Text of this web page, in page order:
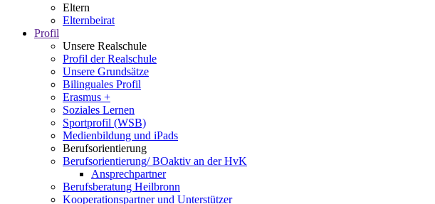
Eltern
Elternbeirat
Profil
Unsere Realschule
Profil der Realschule
Unsere Grundsätze
Bilinguales Profil
Erasmus +
Soziales Lernen
Sportprofil (WSB)
Medienbildung und iPads
Berufsorientierung
Berufsorientierung/ BOaktiv an der HvK
Ansprechpartner
Berufsberatung Heilbronn
Kooperationspartner und Unterstützer